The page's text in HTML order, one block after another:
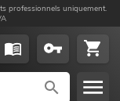
professionnels uniquement.